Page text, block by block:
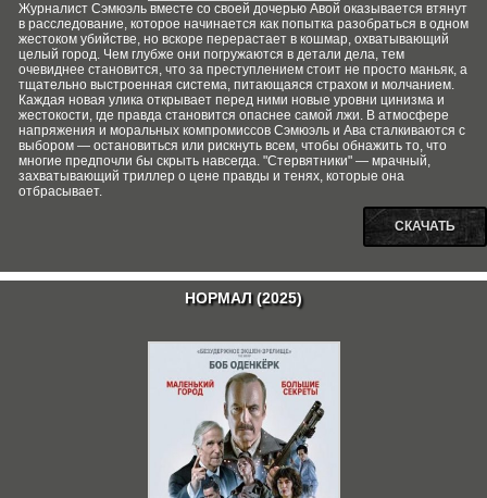
Журналист Сэмюэль вместе со своей дочерью Авой оказывается втянут
в расследование, которое начинается как попытка разобраться в одном
жестоком убийстве, но вскоре перерастает в кошмар, охватывающий
целый город. Чем глубже они погружаются в детали дела, тем
очевиднее становится, что за преступлением стоит не просто маньяк, а
тщательно выстроенная система, питающаяся страхом и молчанием.
Каждая новая улика открывает перед ними новые уровни цинизма и
жестокости, где правда становится опаснее самой лжи. В атмосфере
напряжения и моральных компромиссов Сэмюэль и Ава сталкиваются с
выбором — остановиться или рискнуть всем, чтобы обнажить то, что
многие предпочли бы скрыть навсегда. "Стервятники" — мрачный,
захватывающий триллер о цене правды и тенях, которые она
отбрасывает.
СКАЧАТЬ
НОРМАЛ (2025)